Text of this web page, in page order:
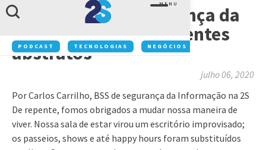
MENU
PODCAST TECNOLOGIAS NEGÓCIOS
Novo normal: segurança da
informação em ambientes
abstratos
julho 06, 2020
Por Carlos Carrilho, BSS de segurança da Informação na 2S
De repente, fomos obrigados a mudar nossa maneira de
viver. Nossa sala de estar virou um escritório improvisado;
os passeios, shows e até happy hours foram substituídos